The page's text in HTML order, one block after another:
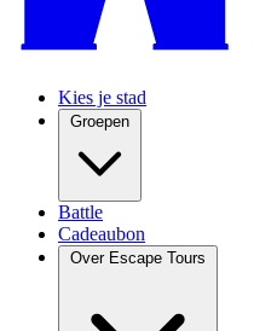
Kies je stad
Groepen
Battle
Cadeaubon
Over Escape Tours